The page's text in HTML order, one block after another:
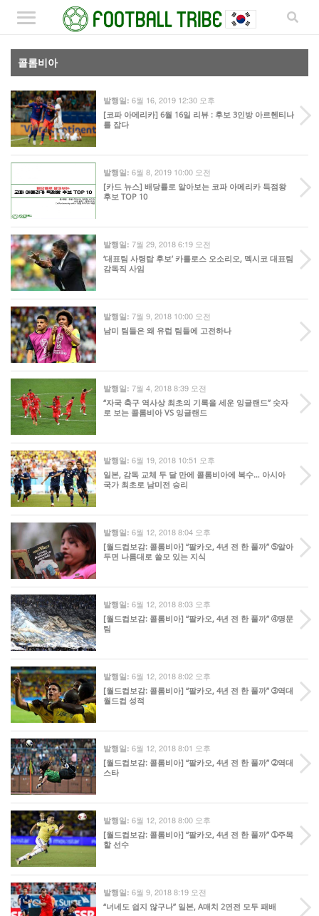
콜롬비아
발행일: 6월 16, 2019 12:30 오후
[코파 아메리카] 6월 16일 리뷰 : 후보 3인방 아르헨티나
를 잡다
발행일: 6월 8, 2019 10:00 오전
[카드 뉴스] 배당률로 알아보는 코파 아메리카 득점왕
후보 TOP 10
발행일: 7월 29, 2018 6:19 오전
‘대표팀 사령탑 후보’ 카를로스 오소리오, 멕시코 대표팀
감독직 사임
발행일: 7월 9, 2018 10:00 오전
남미 팀들은 왜 유럽 팀들에 고전하나
발행일: 7월 4, 2018 8:39 오전
“자국 축구 역사상 최초의 기록을 세운 잉글랜드” 숫자
로 보는 콜롬비아 VS 잉글랜드
발행일: 6월 19, 2018 10:51 오후
일본, 감독 교체 두 달 만에 콜롬비아에 복수… 아시아
국가 최초로 남미전 승리
발행일: 6월 12, 2018 8:04 오후
[월드컵보감: 콜롬비아] “팔카오, 4년 전 한 풀까” ➄알아
두면 나름대로 쓸모 있는 지식
발행일: 6월 12, 2018 8:03 오후
[월드컵보감: 콜롬비아] “팔카오, 4년 전 한 풀까” ➃명문
팀
발행일: 6월 12, 2018 8:02 오후
[월드컵보감: 콜롬비아] “팔카오, 4년 전 한 풀까” ➂역대
월드컵 성적
발행일: 6월 12, 2018 8:01 오후
[월드컵보감: 콜롬비아] “팔카오, 4년 전 한 풀까” ➁역대
스타
발행일: 6월 12, 2018 8:00 오후
[월드컵보감: 콜롬비아] “팔카오, 4년 전 한 풀까” ➀주목
할 선수
발행일: 6월 9, 2018 8:19 오전
“너네도 쉽지 않구나” 일본, A매치 2연전 모두 패배